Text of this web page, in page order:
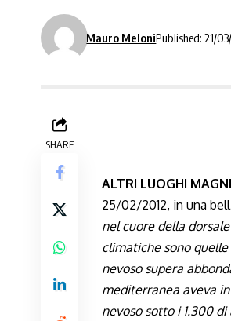
Mauro MeloniPublished: 21/
SHARE
ALTRI LUOGHI
25/02/2012, in una
nel cuore della
climatiche sono quelle
nevoso supera
mediterranea aveva
nevoso sotto i 1.300di